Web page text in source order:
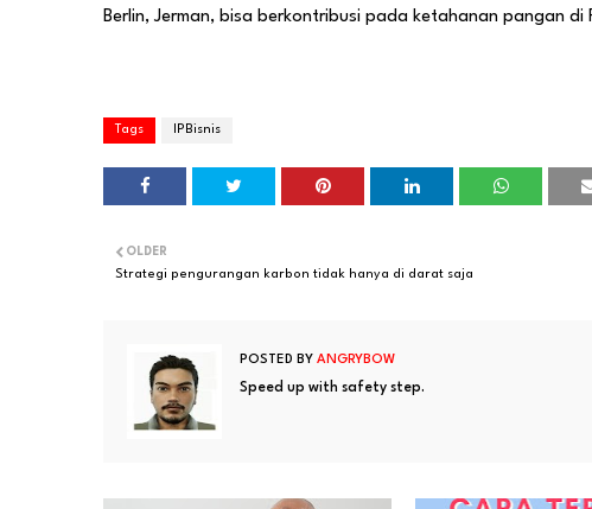
Berlin, Jerman, bisa berkontribusi pada ketahanan pangan di
Tags IPBisnis
OLDER
Strategi pengurangan karbon tidak hanya di darat saja
POSTED BY ANGRYBOW
Speed up with safety step.